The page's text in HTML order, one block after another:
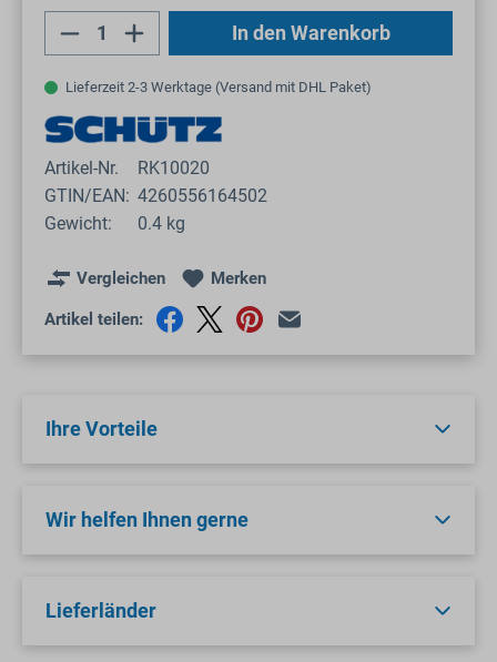
Produkt Anzahl: Gib den gewünschten
In den Warenkorb
Lieferzeit 2-3 Werktage (Versand mit DHL Paket)
Artikel-Nr.
RK10020
GTIN/EAN: 4260556164502
Gewicht:
0.4 kg
Vergleichen Merken
Artikel teilen:
Ihre Vorteile
Wir helfen Ihnen gerne
Lieferländer